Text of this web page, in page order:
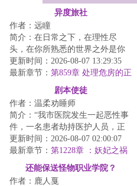
异度旅社
作者：远瞳
简介：在日常之下，在理性尽
头，在你所熟悉的世界之外是你
从未想象过的风景。当于生第一
次打开那扇门的时...
更新时间：2026-08-07 13:29:35
最新章节： 第859章 处理危房的正
剧本使徒
作者：温柔劝睡师
简介：“我市医院发生一起恶性事
件，一名患者劫持医护人员，正
在与警方对峙......”杨逍关闭电视
机，下一...
更新时间：2026-08-07 02:00:07
最新章节： 第1228章 ：妖妃之祸
还能保送怪物职业学院？
作者：鹿人戛